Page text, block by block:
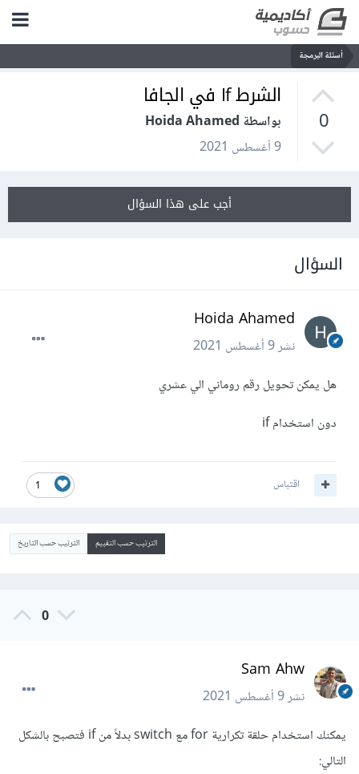
أسئلة البرمجة
0
الشرط If في الجافا
بواسطة Hoida Ahamed
9 أغسطس 2021
أجب على هذا السؤال
السؤال
Hoida Ahamed
نشر9 أغسطس 2021
هل يمكن تحويل رقم روماني الي عشري
دون استخدام if
1 اقتباس
الترتيب حسب التقييم الترتيب حسب التاريخ
0
Sam Ahw
نشر9 أغسطس 2021
يمكنك استخدام حلقة تكرارية for مع switch بدلاً من if فتصبح بالشكل
التالي: